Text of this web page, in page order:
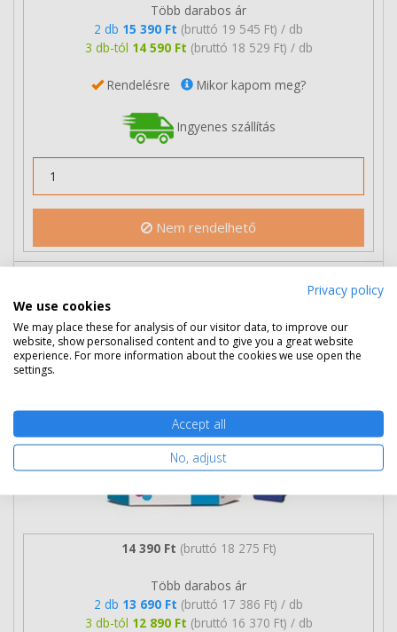
Több darabos ár
2 db 15 390 Ft (bruttó 19 545 Ft) / db
3 db-tól 14 590 Ft (bruttó 18 529 Ft) / db
Rendelésre Mikor kapom meg?
Ingyenes szállítás
Nem rendelhető
HP 28 színes patron (C8728A) eredeti
14 390 Ft (bruttó 18 275 Ft)
Több darabos ár
2 db 13 690 Ft (bruttó 17 386 Ft) / db
3 db-tól 12 890 Ft (bruttó 16 370 Ft) / db
Privacy policy
We use cookies
We may place these for analysis of our visitor data, to improve our
website, show personalised content and to give you a great website
experience. For more information about the cookies we use open the
settings.
Accept all
No, adjust